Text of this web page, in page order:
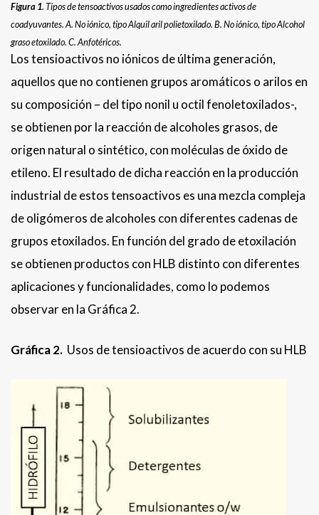
Figura 1. Tipos de tensoactivos usados como ingredientes activos de
coadyuvantes. A. No iónico, tipo Alquil aril polietoxilado. B. No iónico, tipo Alcohol
graso etoxilado. C. Anfotéricos.
Los tensioactivos no iónicos de última generación,
aquellos que no contienen grupos aromáticos o arilos en
su composición – del tipo nonil u octil fenoletoxilados-,
se obtienen por la reacción de alcoholes grasos, de
origen natural o sintético, con moléculas de óxido de
etileno. El resultado de dicha reacción en la producción
industrial de estos tensoactivos es una mezcla compleja
de oligómeros de alcoholes con diferentes cadenas de
grupos etoxilados. En función del grado de etoxilación
se obtienen productos con HLB distinto con diferentes
aplicaciones y funcionalidades, como lo podemos
observar en la Gráfica 2.
Gráfica 2. Usos de tensioactivos de acuerdo con su HLB